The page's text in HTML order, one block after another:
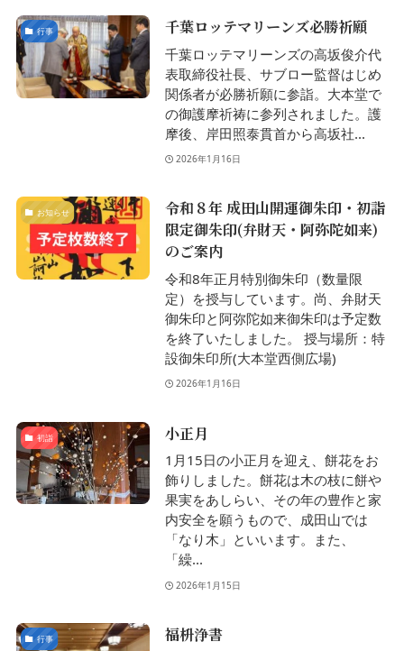
行事 千葉ロッテマリーンズ必勝祈願
千葉ロッテマリーンズの高坂俊介代
表取締役社長、サブロー監督はじめ
関係者が必勝祈願に参詣。大本堂で
の御護摩祈祷に参列されました。護
摩後、岸田照泰貫首から高坂社...
2026年1月16日
お知らせ
令和８年 成田山開運御朱印・初詣
限定御朱印(弁財天・阿弥陀如来)
のご案内
令和8年正月特別御朱印（数量限
定）を授与しています。尚、弁財天
御朱印と阿弥陀如来御朱印は予定数
を終了いたしました。 授与場所：特
設御朱印所(大本堂西側広場)
2026年1月16日
初詣 小正月
1月15日の小正月を迎え、餅花をお
飾りしました。餅花は木の枝に餅や
果実をあしらい、その年の豊作と家
内安全を願うもので、成田山では
「なり木」といいます。また、
「繰...
2026年1月15日
行事 福枡浄書